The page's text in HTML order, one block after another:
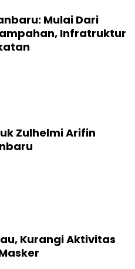
Mulai Dari
Infratruktur
Zulhelmi Arifin
Kurangi Aktivitas